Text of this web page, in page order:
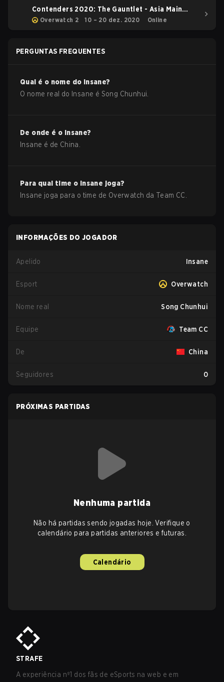
Contenders 2020: The Gauntlet - Asia Main
Event
Overwatch 2 10 – 20 dez. 2020 Online
PERGUNTAS FREQUENTES
Qual é o nome do Insane?
O nome real do Insane é Song Chunhui
De onde é o Insane?
Insane é de China
Para qual time o Insane joga?
Insane joga para o time de Overwatch da Team CC
INFORMAÇÕES DO JOGADOR
Apelido Insane
Esport Overwatch
Nome real Song Chunhui
Equipe Team CC
De China
Seguidores 0
PRÓXIMAS PARTIDAS
Nenhuma partida
Não há partidas sendo jogadas hoje. Verifique o
calendário para partidas anteriores e futuras.
Calendário
STRAFE
A experiência nº1 dos fãs de eSports na web e em